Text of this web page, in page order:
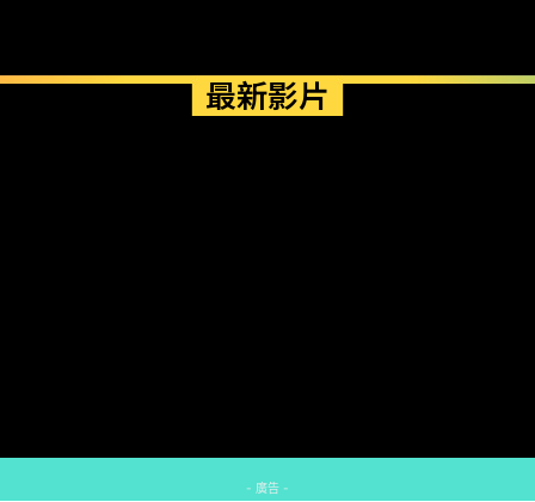
最新影片
- 廣告 -